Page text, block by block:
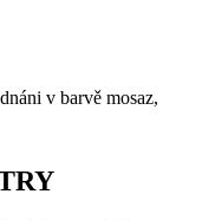
v barvě mosaz,